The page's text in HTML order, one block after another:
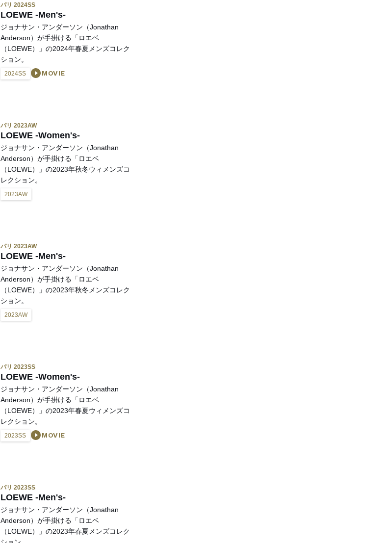
パリ 2024SS
LOEWE -Men's-
ジョナサン・アンダーソン（Jonathan
Anderson）が手掛ける「ロエベ
（LOEWE）」の2024年春夏メンズコレク
ション。
2024SS MOVIE
パリ 2023AW
LOEWE -Women's-
ジョナサン・アンダーソン（Jonathan
Anderson）が手掛ける「ロエベ
（LOEWE）」の2023年秋冬ウィメンズコ
レクション。
2023AW
パリ 2023AW
LOEWE -Men's-
ジョナサン・アンダーソン（Jonathan
Anderson）が手掛ける「ロエベ
（LOEWE）」の2023年秋冬メンズコレク
ション。
2023AW
パリ 2023SS
LOEWE -Women's-
ジョナサン・アンダーソン（Jonathan
Anderson）が手掛ける「ロエベ
（LOEWE）」の2023年春夏ウィメンズコ
レクション。
2023SS MOVIE
パリ 2023SS
LOEWE -Men's-
ジョナサン・アンダーソン（Jonathan
Anderson）が手掛ける「ロエベ
（LOEWE）」の2023年春夏メンズコレク